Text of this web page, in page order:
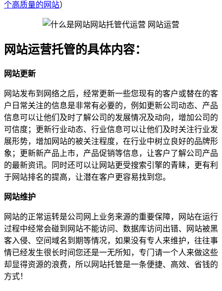
个高质量的网站）
网站运营托管的具体内容：
网站更新
网站发布到网络之后，经常更新一些您现有的客户或替在的客
户日常关注的信息是非常有必要的，例如更新公司动态、产品
信息可以让他们及时了解公司的发展情况及动向，增加公司的
可信度；更新行业动态、行业信息可以让他们及时关注行业发
展形势，增加网站的被关注程度，在行业中树立良好的品牌形
象；更新新产品上市，产品促销等信息，让客户了解公司产品
的最新资讯。同时还可以让网站更受搜索引擎的青睐，更有利
于网站排名的提高，让潜在客户更容易找到您。
网站维护
网站的正常运转是公司网上业务来源的重要保障，网站在运行
过程中经常会碰到网站不能访问、数据库访问出错、网站被黑
客入侵、空间域名到期等情况，如果没有专人来维护，往往事
情已经发生很长时间您还是一无所知，专门请一个人来做这些
却显得资源的浪费，所以网站托管是一条便捷、高效、省钱的
方式！